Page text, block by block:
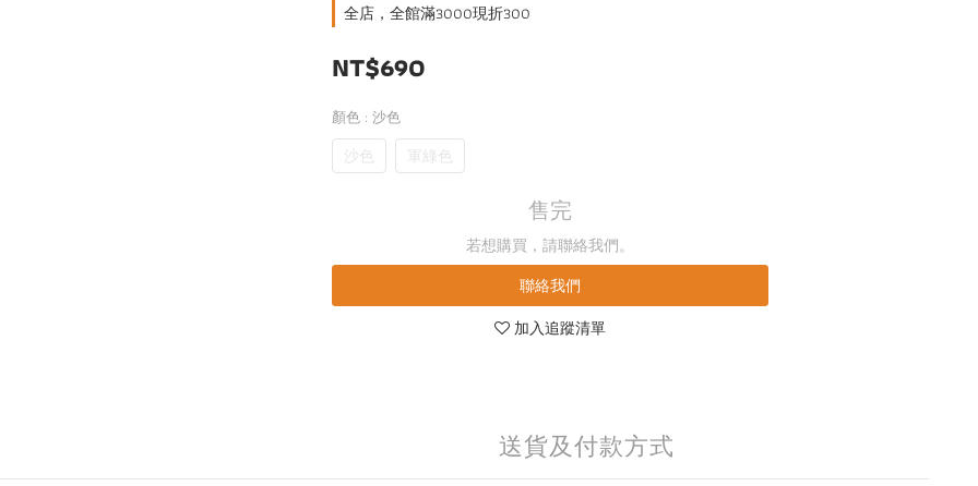
全店，全館滿3000現折300
NT$690
顏色 : 沙色
沙色 軍綠色
售完
若想購買，請聯絡我們。
聯絡我們
加入追蹤清單
送貨及付款方式